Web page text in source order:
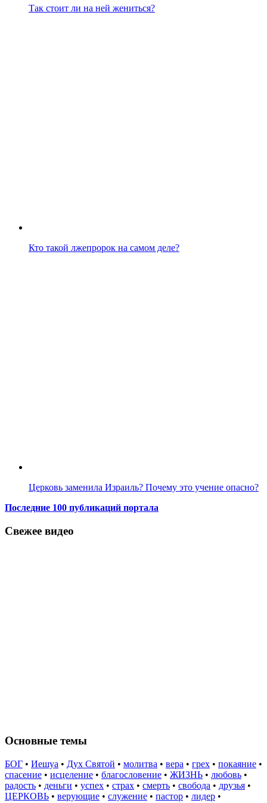
Так стоит ли на ней жениться?
Кто такой лжепророк на самом деле?
Церковь заменила Израиль? Почему это учение опасно?
Последние 100 публикаций портала
Свежее видео
Основные темы
БОГ • Иешуа • Дух Святой • молитва • вера • грех • покаяние •
спасение • исцеление • благословение • ЖИЗНЬ • любовь •
радость • деньги • успех • страх • смерть • свобода • друзья •
ЦЕРКОВЬ • верующие • служение • пастор • лидер •